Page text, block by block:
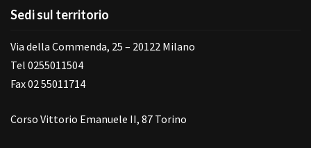
Sedi sul territorio
Via della Commenda, 25 – 20122 Milano
Tel 0255011504
Fax 02 55011714
Corso Vittorio Emanuele II, 87 Torino